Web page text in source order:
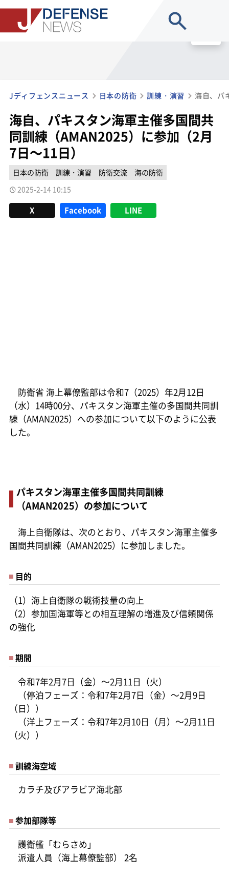
Jディフェンスニュース 日本の防衛 訓練・演習
海自、パキスタン海軍主催多国間共
同訓練（AMAN2025）に参加（2月
7日～11日）
日本の防衛 訓練・演習 防衛交流
海の防衛
2025-2-14 10:15
X Facebook LINE
防衛省 海上幕僚監部は令和7（2025）年2月12日
（水）14時00分、パキスタン海軍主催の多国間共同訓
練（AMAN2025）への参加について以下のように公表
した。
パキスタン海軍主催多国間共同訓練
（AMAN2025）の参加について
海上自衛隊は、次のとおり、パキスタン海軍主催多
国間共同訓練（AMAN2025）に参加しました。
目的
（1）海上自衛隊の戦術技量の向上
（2）参加国海軍等との相互理解の増進及び信頼関係
の強化
期間
令和7年2月7日（金）～2月11日（火）
（停泊フェーズ：令和7年2月7日（金）～2月9日
（日））
（洋上フェーズ：令和7年2月10日（月）～2月11日
（火））
訓練海空域
カラチ及びアラビア海北部
参加部隊等
護衛艦「むらさめ」
派遣人員（海上幕僚監部） 2名